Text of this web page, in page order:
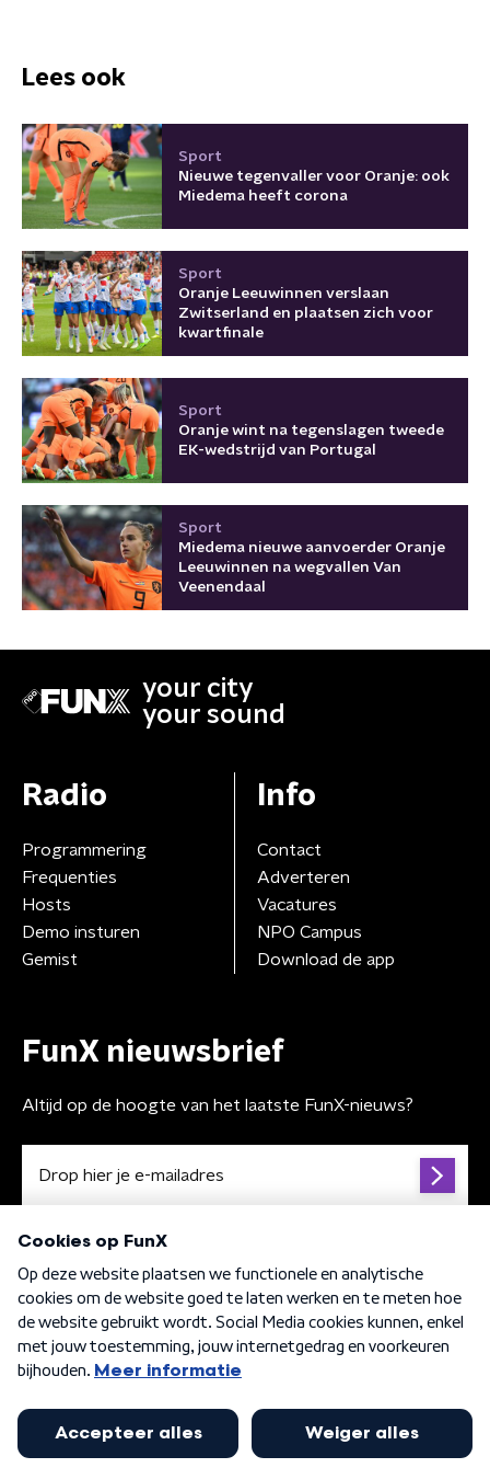
Lees ook
Sport
Nieuwe tegenvaller voor Oranje: ook
Miedema heeft corona
Sport
Oranje Leeuwinnen verslaan
Zwitserland en plaatsen zich voor
kwartfinale
Sport
Oranje wint na tegenslagen tweede
EK-wedstrijd van Portugal
Sport
Miedema nieuwe aanvoerder Oranje
Leeuwinnen na wegvallen Van
Veenendaal
your city
your sound
Radio
Programmering
Frequenties
Hosts
Demo insturen
Gemist
Info
Contact
Adverteren
Vacatures
NPO Campus
Download de app
FunX nieuwsbrief
Altijd op de hoogte van het laatste FunX-nieuws?
Algemene voorwaarden Privacybeleid